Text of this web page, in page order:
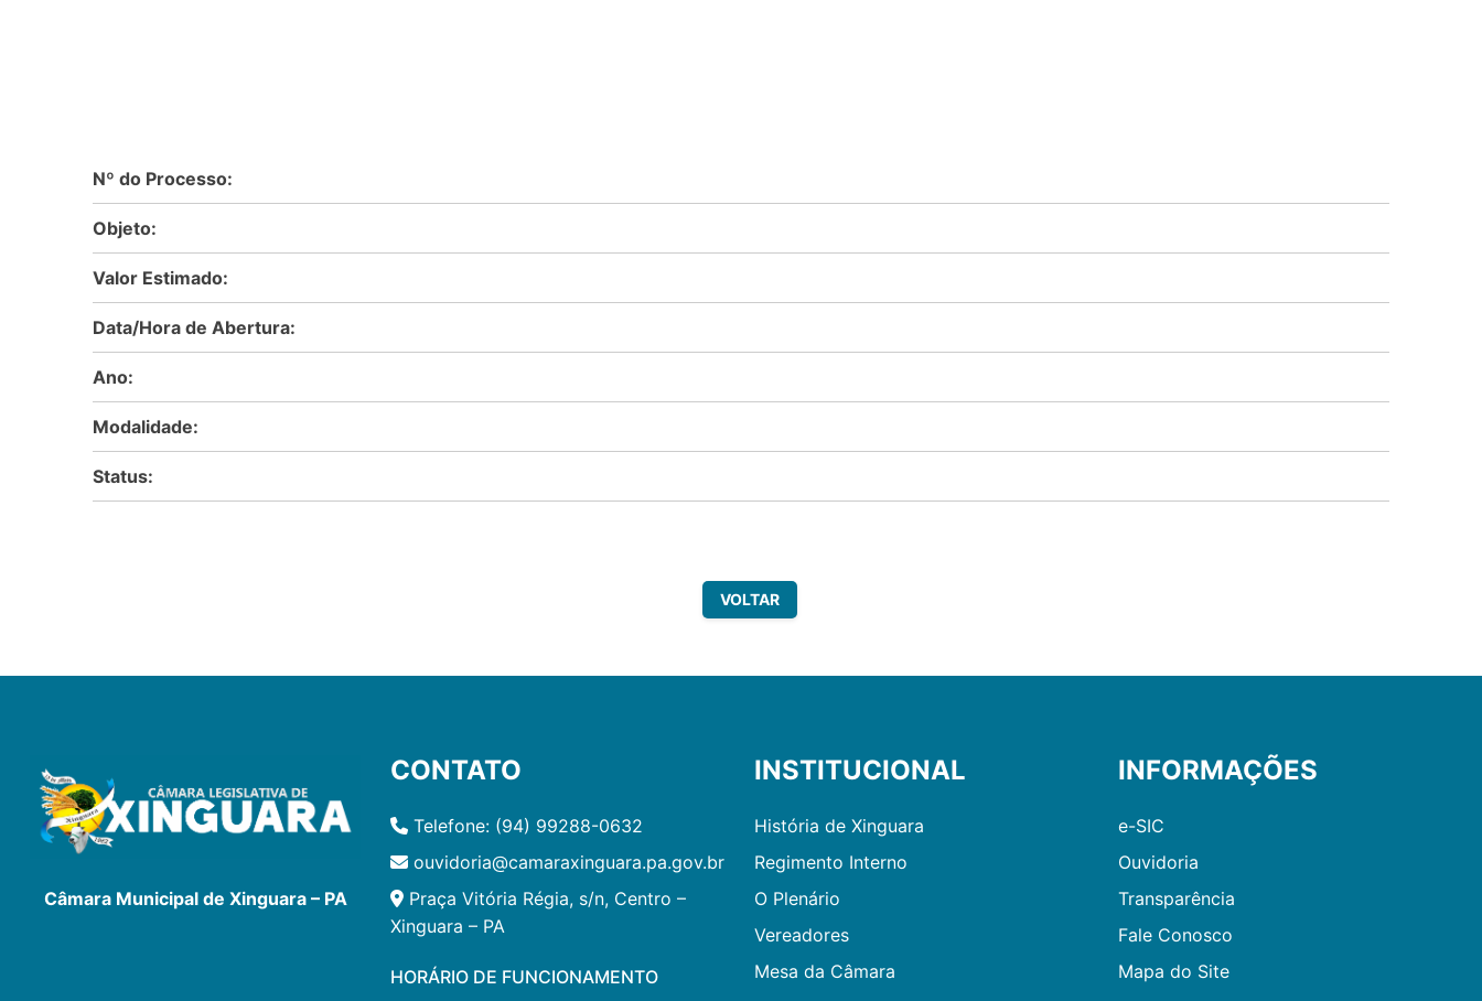
Nº do Processo:
Objeto:
Valor Estimado:
Data/Hora de Abertura:
Ano:
Modalidade:
Status:
VOLTAR
Câmara Municipal de Xinguara – PA
CONTATO
Telefone: (94) 99288-0632
ouvidoria@camaraxinguara.pa.gov.br
Praça Vitória Régia, s/n, Centro –
Xinguara – PA
HORÁRIO DE FUNCIONAMENTO
INSTITUCIONAL
História de Xinguara
Regimento Interno
O Plenário
Vereadores
Mesa da Câmara
INFORMAÇÕES
e-SIC
Ouvidoria
Transparência
Fale Conosco
Mapa do Site